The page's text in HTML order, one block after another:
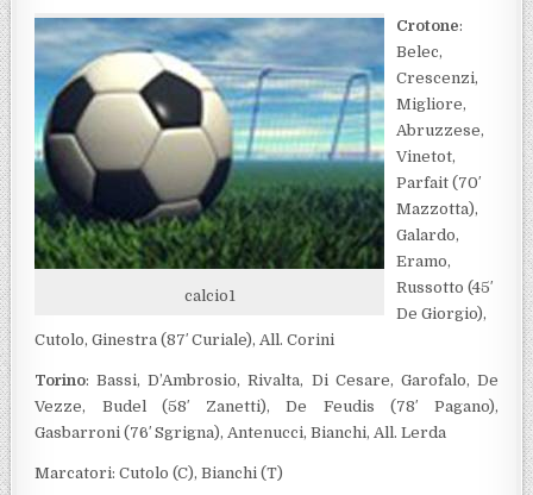
calcio1
Crotone:
Belec,
Crescenzi,
Migliore,
Abruzzese,
Vinetot,
Parfait (70′
Mazzotta),
Galardo,
Eramo,
Russotto (45′
De Giorgio),
Cutolo, Ginestra (87′ Curiale), All. Corini
Torino: Bassi, D’Ambrosio, Rivalta, Di Cesare, Garofalo, De
Vezze, Budel (58′ Zanetti), De Feudis (78′ Pagano),
Gasbarroni (76′ Sgrigna), Antenucci, Bianchi, All. Lerda
Marcatori: Cutolo (C), Bianchi (T)